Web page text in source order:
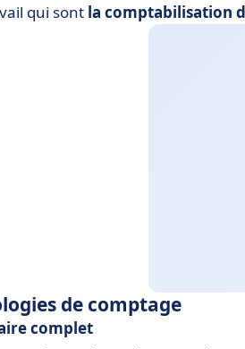
qui sont la comptabilisation
de comptage
complet